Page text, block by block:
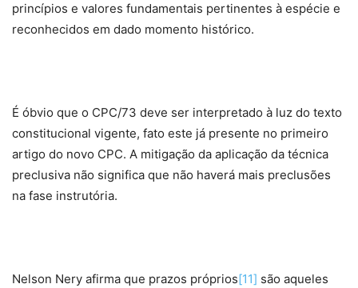
princípios e valores fundamentais pertinentes à espécie e
reconhecidos em dado momento histórico.
É óbvio que o CPC/73 deve ser interpretado à luz do texto
constitucional vigente, fato este já presente no primeiro
artigo do novo CPC. A mitigação da aplicação da técnica
preclusiva não significa que não haverá mais preclusões
na fase instrutória.
Nelson Nery afirma que prazos próprios[11] são aqueles